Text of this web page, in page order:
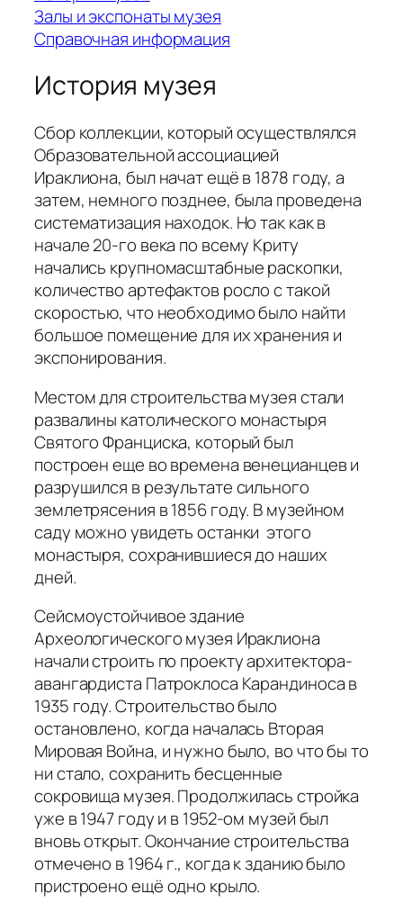
Залы и экспонаты музея
Справочная информация
История музея
Сбор коллекции, который осуществлялся
Образовательной ассоциацией
Ираклиона, был начат ещё в 1878 году, а
затем, немного позднее, была проведена
систематизация находок. Но так как в
начале 20-го века по всему Криту
начались крупномасштабные раскопки,
количество артефактов росло с такой
скоростью, что необходимо было найти
большое помещение для их хранения и
экспонирования.
Местом для строительства музея стали
развалины католического монастыря
Святого Франциска, который был
построен еще во времена венецианцев и
разрушился в результате сильного
землетрясения в 1856 году. В музейном
саду можно увидеть останки этого
монастыря, сохранившиеся до наших
дней.
Сейсмоустойчивое здание
Археологического музея Ираклиона
начали строить по проекту архитектора-
авангардиста Патроклоса Карандиноса в
1935 году. Строительство было
остановлено, когда началась Вторая
Мировая Война, и нужно было, во что бы то
ни стало, сохранить бесценные
сокровища музея. Продолжилась стройка
уже в 1947 году и в 1952-ом музей был
вновь открыт. Окончание строительства
отмечено в 1964 г., когда к зданию было
пристроено ещё одно крыло.